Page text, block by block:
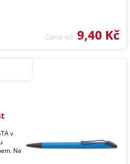
Cena od 9,40 Kč
v
Na